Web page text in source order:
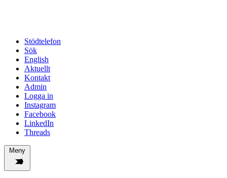
Stödtelefon
Sök
English
Aktuellt
Kontakt
Admin
Logga in
Instagram
Facebook
LinkedIn
Threads